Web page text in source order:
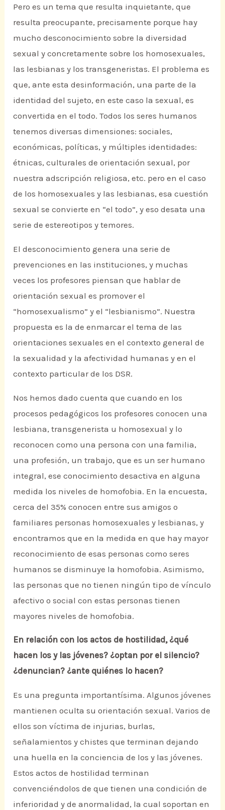
Pero es un tema que resulta inquietante, que
resulta preocupante, precisamente porque hay
mucho desconocimiento sobre la diversidad
sexual y concretamente sobre los homosexuales,
las lesbianas y los transgeneristas. El problema es
que, ante esta desinformación, una parte de la
identidad del sujeto, en este caso la sexual, es
convertida en el todo. Todos los seres humanos
tenemos diversas dimensiones: sociales,
económicas, políticas, y múltiples identidades:
étnicas, culturales de orientación sexual, por
nuestra adscripción religiosa, etc. pero en el caso
de los homosexuales y las lesbianas, esa cuestión
sexual se convierte en “el todo”, y eso desata una
serie de estereotipos y temores.
El desconocimiento genera una serie de
prevenciones en las instituciones, y muchas
veces los profesores piensan que hablar de
orientación sexual es promover el
“homosexualismo” y el “lesbianismo”. Nuestra
propuesta es la de enmarcar el tema de las
orientaciones sexuales en el contexto general de
la sexualidad y la afectividad humanas y en el
contexto particular de los DSR.
Nos hemos dado cuenta que cuando en los
procesos pedagógicos los profesores conocen una
lesbiana, transgenerista u homosexual y lo
reconocen como una persona con una familia,
una profesión, un trabajo, que es un ser humano
integral, ese conocimiento desactiva en alguna
medida los niveles de homofobia. En la encuesta,
cerca del 35% conocen entre sus amigos o
familiares personas homosexuales y lesbianas, y
encontramos que en la medida en que hay mayor
reconocimiento de esas personas como seres
humanos se disminuye la homofobia. Asimismo,
las personas que no tienen ningún tipo de vínculo
afectivo o social con estas personas tienen
mayores niveles de homofobia.
En relación con los actos de hostilidad, ¿qué
hacen los y las jóvenes? ¿optan por el silencio?
¿denuncian? ¿ante quiénes lo hacen?
Es una pregunta importantísima. Algunos jóvenes
mantienen oculta su orientación sexual. Varios de
ellos son víctima de injurias, burlas,
señalamientos y chistes que terminan dejando
una huella en la conciencia de los y las jóvenes.
Estos actos de hostilidad terminan
convenciéndolos de que tienen una condición de
inferioridad y de anormalidad, la cual soportan en